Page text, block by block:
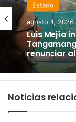
Estado
agosto 4, 2026
Luis Mejía
renunciar al
Noticias